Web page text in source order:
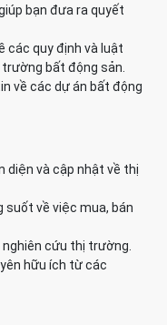
bạn đưa ra quyết
các quy định và luật
bất động sản.
về các dự án bất động
diện và cập nhật về thị
suốt về việc mua, bán
cứu thị trường.
hữu ích từ các